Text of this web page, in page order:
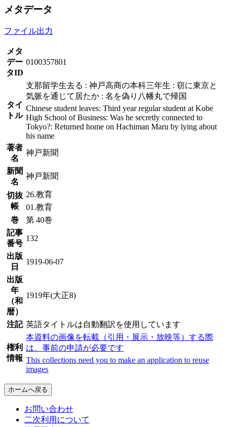
メタデータ
ファイル出力
メタ
デー
タID
0100357801
タイ
トル
支那留学生去る : 神戸高商の本科三年生 : 窃に東京と
気脈を通じて居たか : 名を偽り八幡丸で帰国
Chinese student leaves: Third year regular student at Kobe
High School of Business: Was he secretly connected to
Tokyo?: Returned home on Hachiman Maru by lying about
his name
著者
名
神戸新聞
新聞
名
神戸新聞
切抜
帳
26.教育
01.教育
巻
第 40巻
記事
番号
132
出版
日
1919-06-07
出版
年
（和
暦）
1919年(大正8)
注記 英語タイトルは自動翻訳を使用しています
権利
情報
本資料の画像を転載（引用・展示・放映等）する際
は、事前の申請が必要です
This collections need you to make an application to reuse
images
ホームへ戻る
お問い合わせ
二次利用について